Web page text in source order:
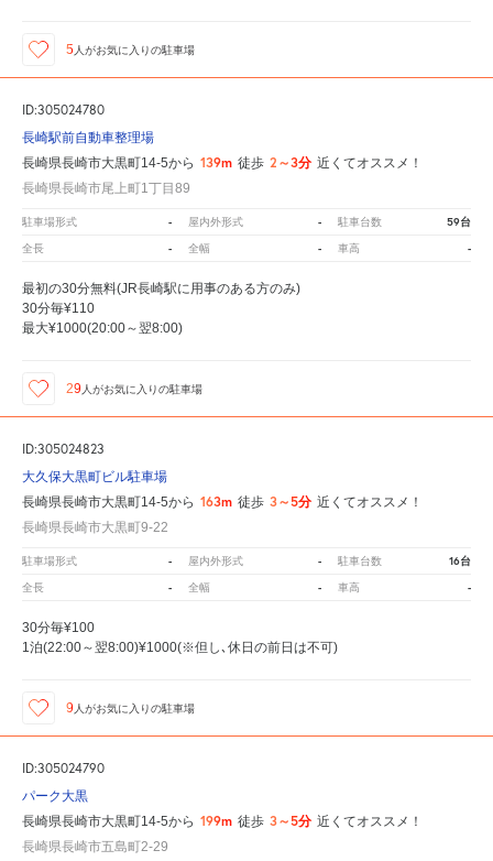
5人がお気に入りの駐車場
ID:305024780
長崎駅前自動車整理場
長崎県長崎市大黒町14-5から 139m 徒歩 2～3分 近くてオススメ！
長崎県長崎市尾上町1丁目89
駐車場形式 - 屋内外形式 - 駐車台数 59台
全長 - 全幅 - 車高 -
最初の30分無料(JR長崎駅に用事のある方のみ)
30分毎¥110
最大¥1000(20:00～翌8:00)
29人がお気に入りの駐車場
ID:305024823
大久保大黒町ビル駐車場
長崎県長崎市大黒町14-5から 163m 徒歩 3～5分 近くてオススメ！
長崎県長崎市大黒町9-22
駐車場形式 - 屋内外形式 - 駐車台数 16台
全長 - 全幅 - 車高 -
30分毎¥100
1泊(22:00～翌8:00)¥1000(※但し､休日の前日は不可)
9人がお気に入りの駐車場
ID:305024790
パーク大黒
長崎県長崎市大黒町14-5から 199m 徒歩 3～5分 近くてオススメ！
長崎県長崎市五島町2-29